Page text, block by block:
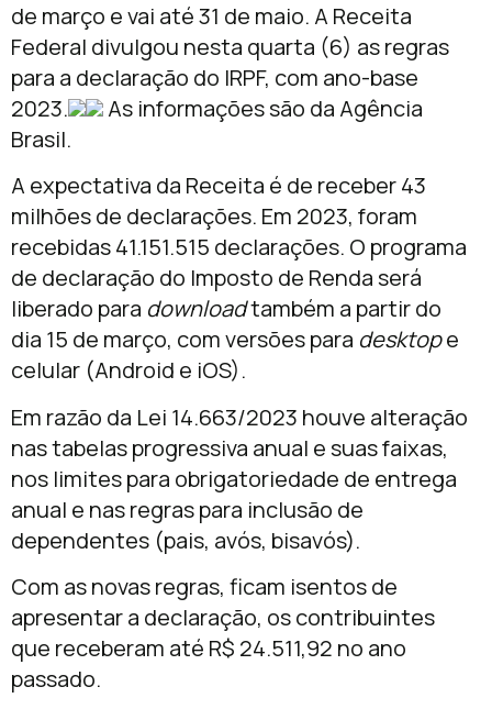
de março e vai até 31 de maio. A Receita
Federal divulgou nesta quarta (6) as regras
para a declaração do IRPF, com ano-base
2023.
As informações são da Agência
Brasil.
A expectativa da Receita é de receber 43
milhões de declarações. Em 2023, foram
recebidas 41.151.515 declarações. O programa
de declaração do Imposto de Renda será
liberado para downloadtambém a partir do
dia 15 de março, com versões para desktope
celular (Android e iOS).
Em razão da Lei 14.663/2023 houve alteração
nas tabelas progressiva anual e suas faixas,
nos limites para obrigatoriedade de entrega
anual e nas regras para inclusão de
dependentes (pais, avós, bisavós).
Com as novas regras, ficam isentos de
apresentar a declaração, os contribuintes
que receberam até R$ 24.511,92 no ano
passado.